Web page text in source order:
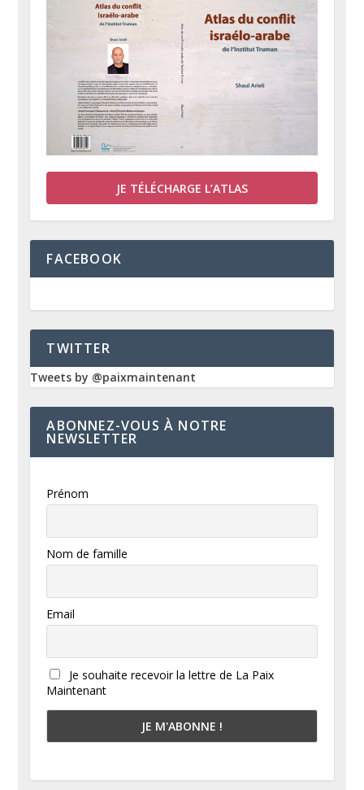
JE TÉLÉCHARGE L’ATLAS
FACEBOOK
TWITTER
Tweets by @paixmaintenant
ABONNEZ-VOUS À NOTRE
NEWSLETTER
Prénom
Nom de famille
Email
Je souhaite recevoir la lettre de La Paix
Maintenant